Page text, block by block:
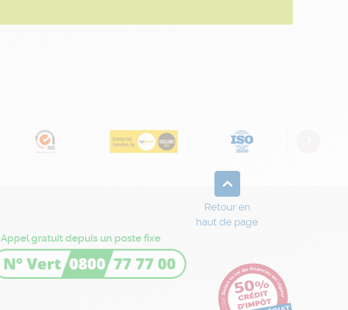
Next
Appel gratuit depuis un poste fixe
Retour en
haut de page